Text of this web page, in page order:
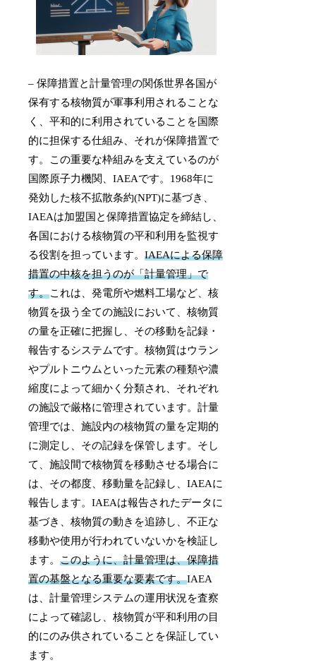
– 保障措置と計量管理の関係世界各国が
保有する核物質が軍事利用されることな
く、平和的に利用されていることを国際
的に担保する仕組み、それが保障措置で
す。この重要な枠組みを支えているのが
国際原子力機関、IAEAです。1968年に
発効した核不拡散条約(NPT)に基づき、
IAEAは加盟国と保障措置協定を締結し、
各国における核物質の平和利用を監視す
る役割を担っています。IAEAによる保障
措置の中核を担うのが「計量管理」で
す。これは、発電所や燃料工場など、核
物質を扱う全ての施設において、核物質
の量を正確に把握し、その移動を記録・
報告するシステムです。核物質はウラン
やプルトニウムといった元素の種類や濃
縮度によって細かく分類され、それぞれ
の施設で厳格に管理されています。計量
管理では、施設内の核物質の量を定期的
に測定し、その記録を保管します。そし
て、施設間で核物質を移動させる場合に
は、その都度、移動量を記録し、IAEAに
報告します。IAEAは報告されたデータに
基づき、核物質の動きを追跡し、不正な
移動や使用が行われていないかを検証し
ます。このように、計量管理は、保障措
置の基盤となる重要な要素です。IAEA
は、計量管理システムの運用状況を査察
によって確認し、核物質が平和利用の目
的にのみ供されていることを保証してい
ます。